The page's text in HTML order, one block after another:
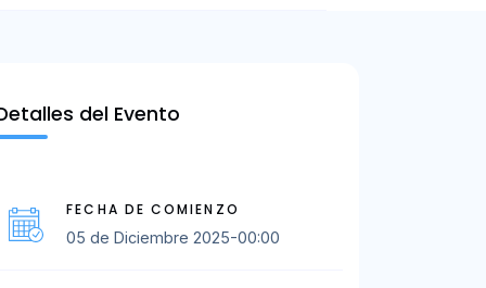
del Evento
FECHA DE COMIENZO
05 de Diciembre 2025-00:00